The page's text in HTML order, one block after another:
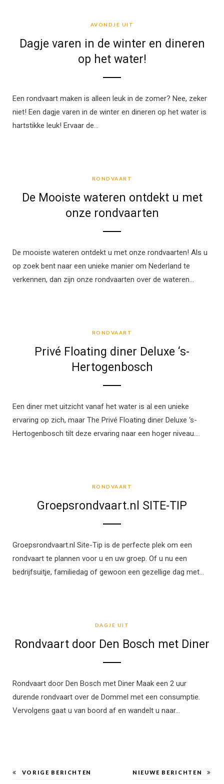
AVONDJE UIT
Dagje varen in de winter en dineren
op het water!
Een rondvaart maken is alleen leuk in de zomer? Nee, zeker
niet! Een dagje varen in de winter en dineren op het water is
hartstikke leuk! Ervaar de…
RONDVAART
De Mooiste wateren ontdekt u met
onze rondvaarten
De mooiste wateren ontdekt u met onze rondvaarten! Als u
op zoek bent naar een unieke manier om Nederland te
verkennen, dan zijn onze rondvaarten over de wateren…
RONDVAART
Privé Floating diner Deluxe ‘s-
Hertogenbosch
Een diner met uitzicht vanaf het water is al een unieke
ervaring op zich, maar The Privé Floating diner Deluxe ‘s-
Hertogenbosch tilt deze ervaring naar een hoger niveau.…
RONDVAART
Groepsrondvaart.nl SITE-TIP
Groepsrondvaart.nl Site-Tip is de perfecte plek om een
rondvaart te plannen voor u en uw groep. Of u nu een
bedrijfsuitje, familiedag of gewoon een gezellige dag met…
DAGJE UIT
Rondvaart door Den Bosch met Diner
Rondvaart door Den Bosch met Diner Maak een 2 uur
durende rondvaart over de Dommel met een consumptie.
Vervolgens gaat u van boord af en wandelt u naar…
VORIGE BERICHTEN NIEUWE BERICHTEN